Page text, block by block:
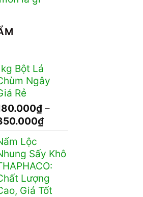
Bột Lá
Ngây
Rẻ
₫ –
₫Khoảng
180.000₫
đến
350.000₫
Lộc
Sấy Khô
Lượng
Giá Tốt